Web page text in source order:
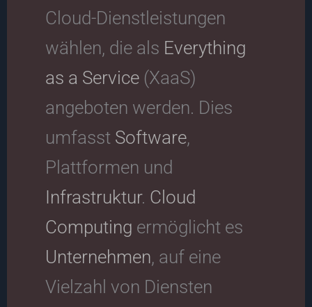
Cloud-Dienstleistungen
wählen, die als Everything
as a Service(XaaS)
angeboten werden. Dies
umfasst Software,
Plattformen und
Infrastruktur. Cloud
Computing ermöglicht es
Unternehmen, auf eine
Vielzahl von Diensten